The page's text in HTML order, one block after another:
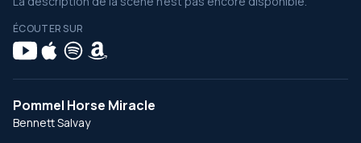
ÉCOUTER SUR
Pommel Horse Miracle
Bennett Salvay